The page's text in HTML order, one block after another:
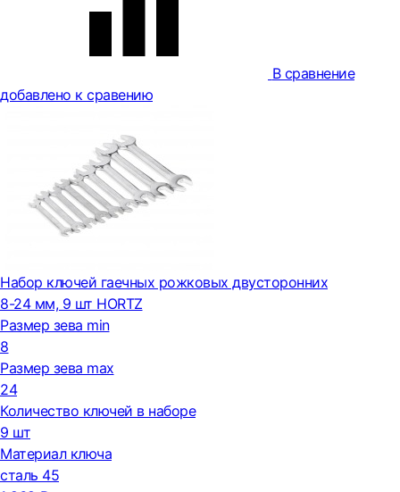
В сравнение
добавлено к сравению
Набор ключей гаечных рожковых двусторонних
8-24 мм, 9 шт HORTZ
Размер зева min
8
Размер зева max
24
Количество ключей в наборе
9 шт
Материал ключа
сталь 45